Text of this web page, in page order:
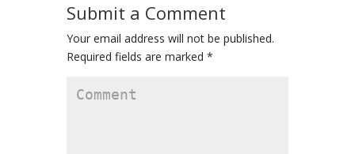
Submit a Comment
Your email address will not be published.
Required fields are marked *